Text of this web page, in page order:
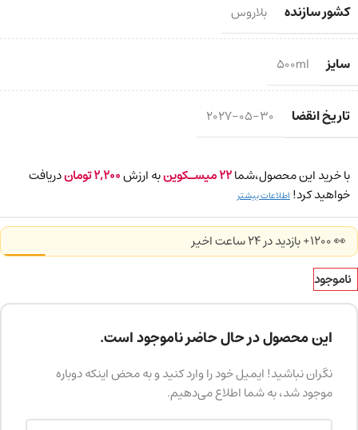
کشور سازنده بلاروس
سایز 500ml
تاریخ انقضا 2027-05-30
با خرید این محصول،شما22میسـکوینبه ارزش2,200توماندریافت
خواهید کرد! اطلاعات بیشتر
👀 1200+ بازدید در ۲۴ ساعت اخیر
ناموجود
این محصول در حال حاضر ناموجود است.
نگران نباشید! ایمیل خود را وارد کنید و به محض اینکه دوباره
موجود شد، به شما اطلاع می‌دهیم.